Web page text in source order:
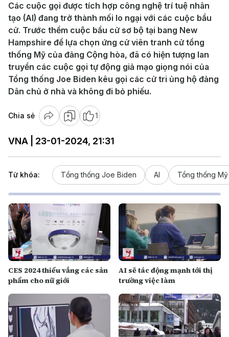
Các cuộc gọi được tích hợp công nghệ trí tuệ nhân
tạo (AI) đang trở thành mối lo ngại với các cuộc bầu
cử. Trước thềm cuộc bầu cử sơ bộ tại bang New
Hampshire để lựa chọn ứng cử viên tranh cử tổng
thống Mỹ của đảng Cộng hòa, đã có hiện tượng lan
truyền các cuộc gọi tự động giả mạo giọng nói của
Tổng thống Joe Biden kêu gọi các cử tri ủng hộ đảng
Dân chủ ở nhà và không đi bỏ phiếu.
Chia sẻ 1
VNA | 23-01-2024, 21:31
Từ khóa: Tổng thống Joe Biden AI Tổng thống Mỹ
CES 2024 thiếu vắng các sản
phẩm cho nữ giới
AI sẽ tác động mạnh tới thị
trường việc làm